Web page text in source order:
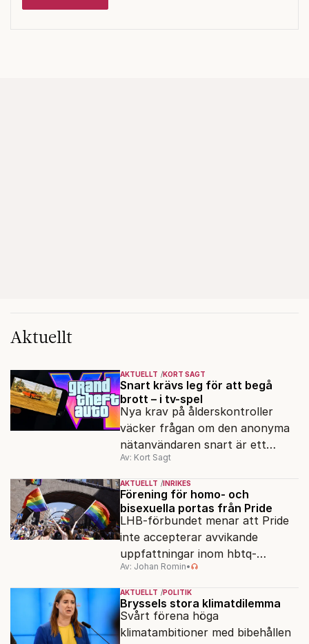
Aktuellt
AKTUELLT KORT SAGT
Snart krävs leg för att begå
brott – i tv-spel
Nya krav på ålderskontroller
väcker frågan om den anonyma
nätanvändaren snart är ett
minne blott.
Av: Kort Sagt
AKTUELLT INRIKES
Förening för homo- och
bisexuella portas från Pride
LHB-förbundet menar att Pride
inte accepterar avvikande
uppfattningar inom hbtq-
rörelsen. "Vi har inga problem
med transpersoner", säger
ordföranden Linn Saarinen.
Av: Johan Romin•
AKTUELLT POLITIK
Bryssels stora klimatdilemma
Svårt förena höga
klimatambitioner med bibehållen